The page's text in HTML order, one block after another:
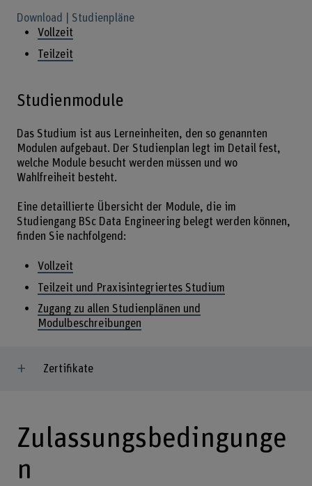
Download | Studienpläne
Vollzeit
Teilzeit
Studienmodule
Das Studium ist aus Lerneinheiten, den so genannten
Modulen aufgebaut. Der Studienplan legt im Detail fest,
welche Module besucht werden müssen und wo
Wahlfreiheit besteht.
Eine detaillierte Übersicht der Module, die im
Studiengang BSc Data Engineering belegt werden können,
finden Sie nachfolgend:
Vollzeit
Teilzeit und Praxisintegriertes Studium
Zugang zu allen Studienplänen und
Modulbeschreibungen
Zertifikate
Zulassungsbedingunge
n